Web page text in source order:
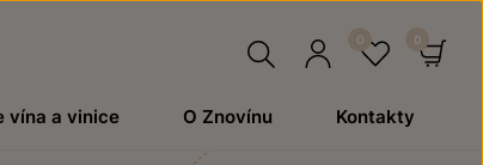
vína a vinice O Znovínu Kontakty